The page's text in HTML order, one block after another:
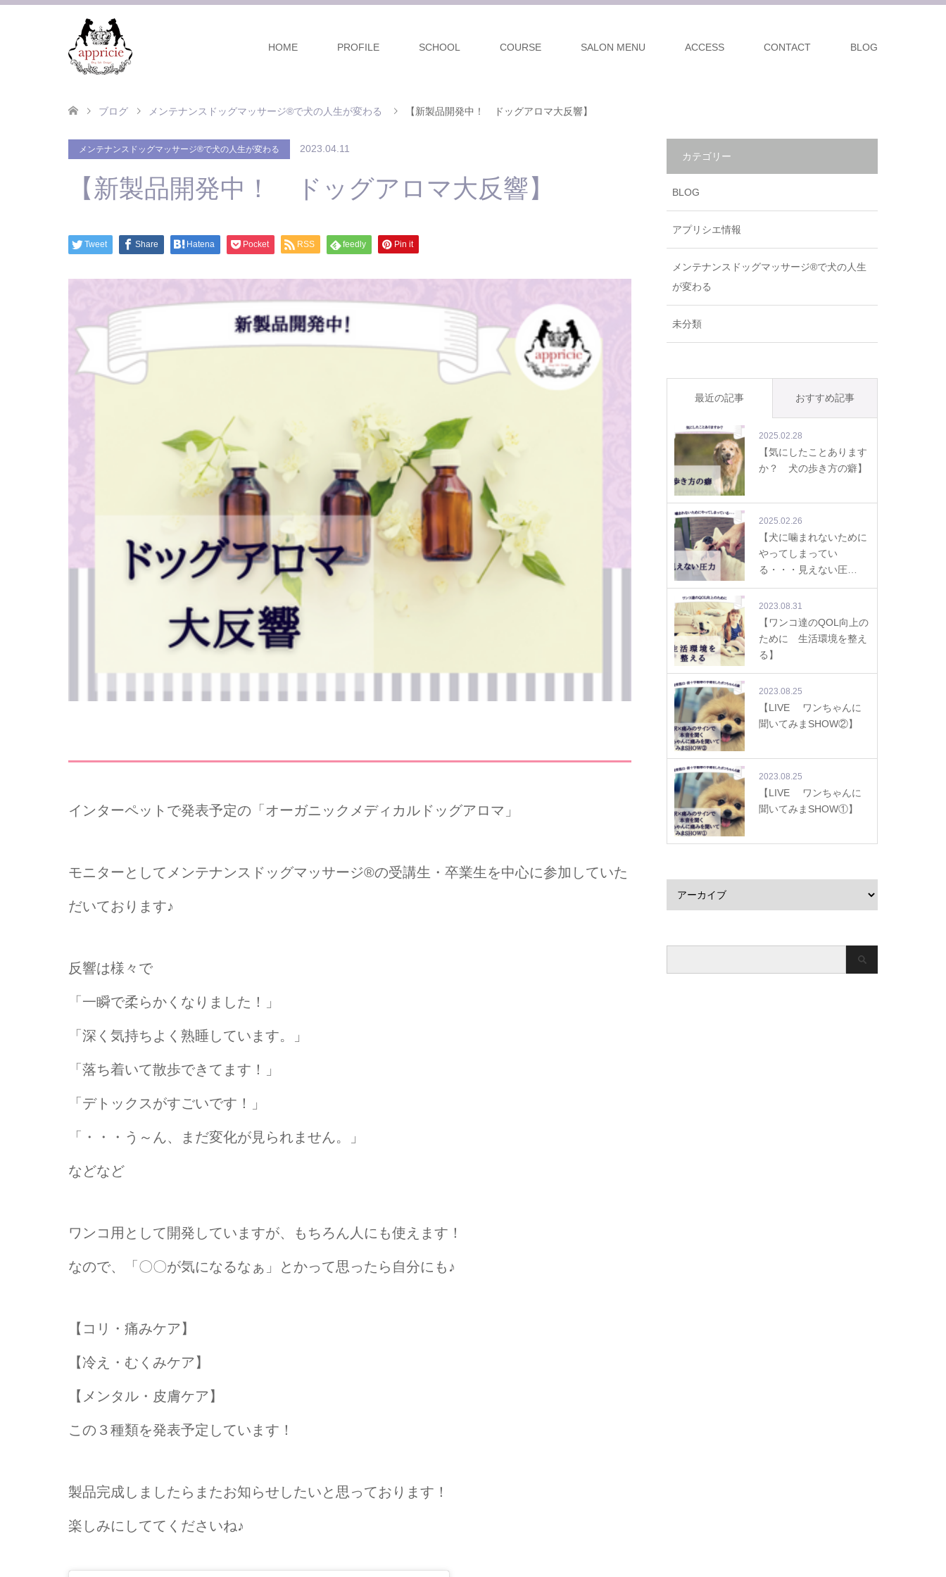
HOME PROFILE SCHOOL COURSE SALON MENU ACCESS CONTACT BLOG
ブログ メンテナンスドッグマッサージ®で犬の人生が変わる 【新製品開発中！ ドッグアロマ大反響】
メンテナンスドッグマッサージ®で犬の人生が変わる 2023.04.11
【新製品開発中！ ドッグアロマ大反響】
Tweet Share Hatena Pocket RSS feedly Pin it
インターペットで発表予定の「オーガニックメディカルドッグアロマ」
モニターとしてメンテナンスドッグマッサージ®の受講生・卒業生を中心に参加していた
だいております♪
反響は様々で
「一瞬で柔らかくなりました！」
「深く気持ちよく熟睡しています。」
「落ち着いて散歩できてます！」
「デトックスがすごいです！」
「・・・う～ん、まだ変化が見られません。」
などなど
ワンコ用として開発していますが、もちろん人にも使えます！
なので、「〇〇が気になるなぁ」とかって思ったら自分にも♪
【コリ・痛みケア】
【冷え・むくみケア】
【メンタル・皮膚ケア】
この３種類を発表予定しています！
製品完成しましたらまたお知らせしたいと思っております！
楽しみにしててくださいね♪
カテゴリー
BLOG
アプリシエ情報
メンテナンスドッグマッサージ®で犬の人生
が変わる
未分類
最近の記事 おすすめ記事
2025.02.28
【気にしたことあります
か？ 犬の歩き方の癖】
2025.02.26
【犬に噛まれないために
やってしまってい
る・・・見えない圧…
2023.08.31
【ワンコ達のQOL向上の
ために 生活環境を整え
る】
2023.08.25
【LIVE ワンちゃんに
聞いてみまSHOW②】
2023.08.25
【LIVE ワンちゃんに
聞いてみまSHOW①】